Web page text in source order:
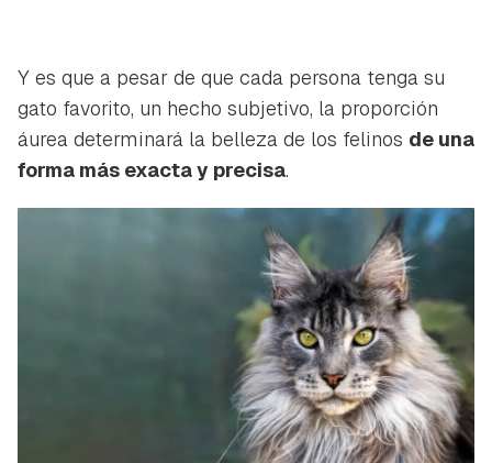
Y es que a pesar de que cada persona tenga su
gato favorito, un hecho subjetivo, la proporción
áurea determinará la belleza de los felinos de una
forma más exacta y precisa.